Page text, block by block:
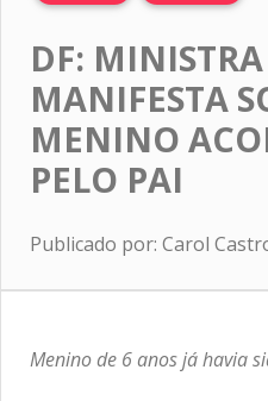
DF:
MANIFESTA
MENINO
PELO PAI
Publicado por: Carol
Menino de 6 anos já havia